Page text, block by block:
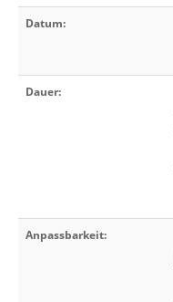
Datum:
Dauer:
Anpassbarkeit: